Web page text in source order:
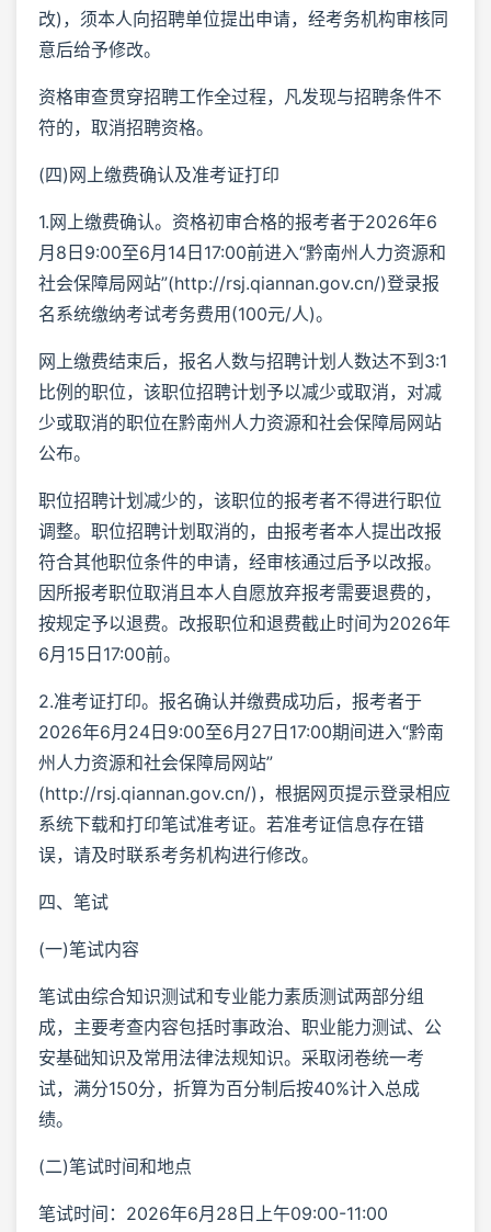
改)，须本人向招聘单位提出申请，经考务机构审核同
意后给予修改。
资格审查贯穿招聘工作全过程，凡发现与招聘条件不
符的，取消招聘资格。
(四)网上缴费确认及准考证打印
1.网上缴费确认。资格初审合格的报考者于2026年6
月8日9:00至6月14日17:00前进入“黔南州人力资源和
社会保障局网站”(http://rsj.qiannan.gov.cn/)登录报
名系统缴纳考试考务费用(100元/人)。
网上缴费结束后，报名人数与招聘计划人数达不到3:1
比例的职位，该职位招聘计划予以减少或取消，对减
少或取消的职位在黔南州人力资源和社会保障局网站
公布。
职位招聘计划减少的，该职位的报考者不得进行职位
调整。职位招聘计划取消的，由报考者本人提出改报
符合其他职位条件的申请，经审核通过后予以改报。
因所报考职位取消且本人自愿放弃报考需要退费的，
按规定予以退费。改报职位和退费截止时间为2026年
6月15日17:00前。
2.准考证打印。报名确认并缴费成功后，报考者于
2026年6月24日9:00至6月27日17:00期间进入“黔南
州人力资源和社会保障局网站”
(http://rsj.qiannan.gov.cn/)，根据网页提示登录相应
系统下载和打印笔试准考证。若准考证信息存在错
误，请及时联系考务机构进行修改。
四、笔试
(一)笔试内容
笔试由综合知识测试和专业能力素质测试两部分组
成，主要考查内容包括时事政治、职业能力测试、公
安基础知识及常用法律法规知识。采取闭卷统一考
试，满分150分，折算为百分制后按40%计入总成
绩。
(二)笔试时间和地点
笔试时间：2026年6月28日上午09:00-11:00